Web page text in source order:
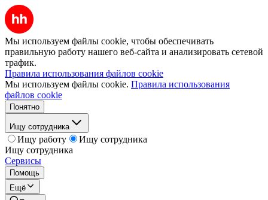
Мы используем файлы cookie, чтобы обеспечивать
правильную работу нашего веб-сайта и анализировать сетевой
трафик.
Правила использования файлов cookie
Мы используем файлы cookie. Правила использования
файлов cookie
Понятно
Ищу сотрудника
Ищу работу
Ищу сотрудника
Ищу сотрудника
Сервисы
Помощь
Ещё